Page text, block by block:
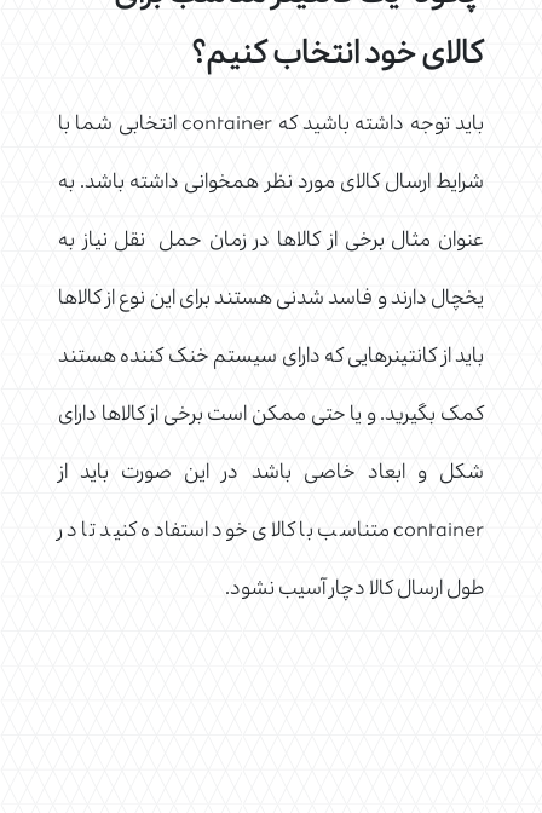
کالای خود انتخاب کنیم؟
باید توجه داشته باشید که container انتخابی شما با
شرایط ارسال کالای مورد نظر همخوانی داشته باشد. به
عنوان مثال برخی از کالاها در زمان حمل نقل نیاز به
یخچال دارند و فاسد شدنی هستند برای این نوع از کالاها
باید از کانتینرهایی که دارای سیستم خنک کننده هستند
کمک بگیرید. و یا حتی ممکن است برخی از کالاها دارای
شکل و ابعاد خاصی باشد در این صورت باید از
container متناسب با کالای خود استفاده کنید تا در
طول ارسال کالا دچار آسیب نشود.